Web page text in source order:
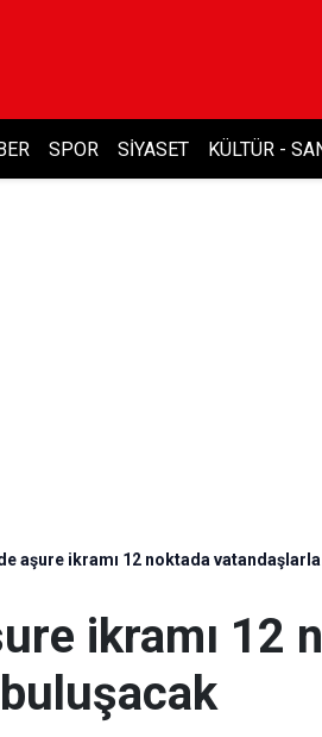
SPOR SIYASET KÜLTÜR -
aşure ikramı 12 noktada
ikramı 12